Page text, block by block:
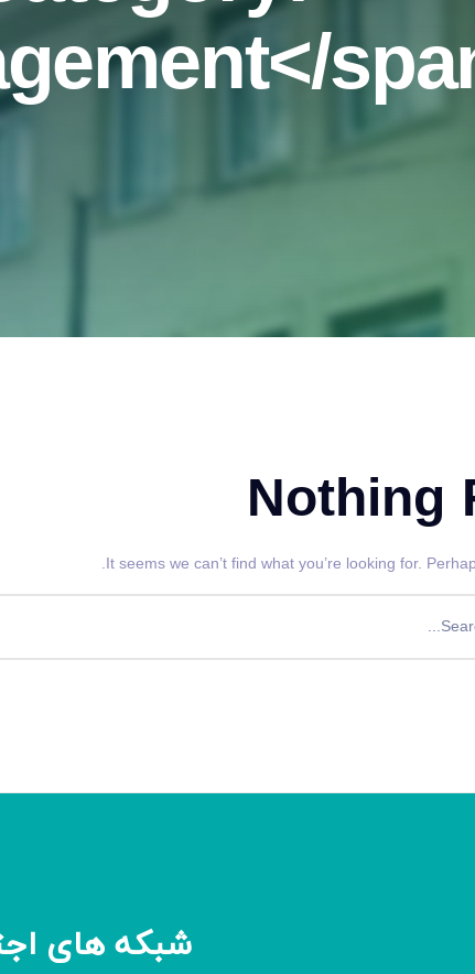
Nothing
It seems we can’t find what you’re looking for.
شبکه های